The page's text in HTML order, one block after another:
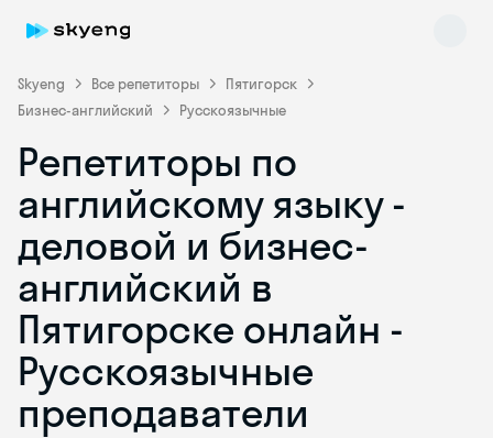
Skyeng Все репетиторы
Пятигорск
Бизнес-английский
Русскоязычные
Репетиторы по
английскому языку -
деловой и бизнес-
английский в
Пятигорске онлайн -
Русскоязычные
преподаватели
Skyeng Chat